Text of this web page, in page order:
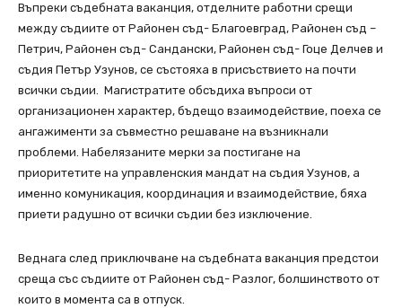
Въпреки съдебната ваканция, отделните работни срещи
между съдиите от Районен съд- Благоевград, Районен съд –
Петрич, Районен съд- Сандански, Районен съд- Гоце Делчев и
съдия Петър Узунов, се състояха в присъствието на почти
всички съдии. Магистратите обсъдиха въпроси от
организационен характер, бъдещо взаимодействие, поеха се
ангажименти за съвместно решаване на възникнали
проблеми. Набелязаните мерки за постигане на
приоритетите на управленския мандат на съдия Узунов, а
именно комуникация, координация и взаимодействие, бяха
приети радушно от всички съдии без изключение.
Веднага след приключване на съдебната ваканция предстои
среща със съдиите от Районен съд- Разлог, болшинството от
които в момента са в отпуск.